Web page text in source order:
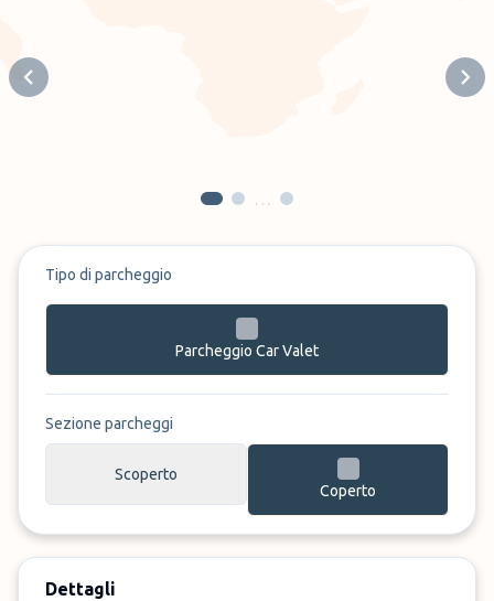
Previous slide
…
Tipo di parcheggio
Parcheggio Car Valet
Sezione parcheggi
Scoperto
Coperto
Dettagli